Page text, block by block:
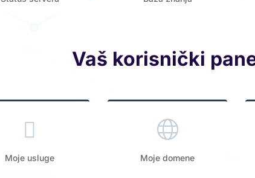
Vaš korisnički
Moje usluge Moje domene